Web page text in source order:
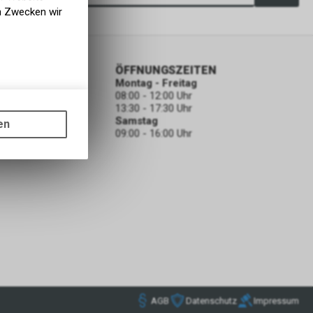
ÖFFNUNGSZEITEN
Montag - Freitag
08:00 - 12:00 Uhr
13:30 - 17:30 Uhr
Samstag
09:00 - 16:00 Uhr
AGB Datenschutz Impressum
Zwecken wir
wie die
die